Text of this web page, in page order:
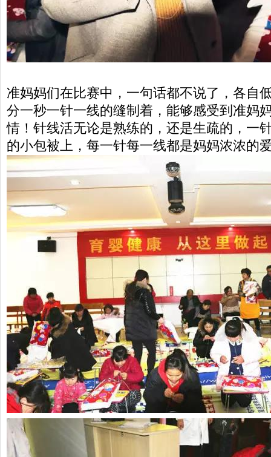
准妈妈们在比赛中，一句话都不说了，各自
分一秒一针一线的缝制着，能够感受到准妈
情！针线活无论是熟练的，还是生疏的，一
的小包被上，每一针每一线都是妈妈浓浓的